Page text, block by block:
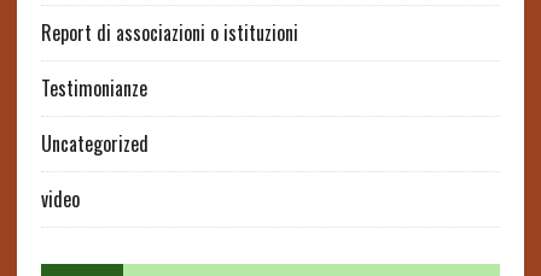
Report di associazioni o istituzioni
Testimonianze
Uncategorized
video